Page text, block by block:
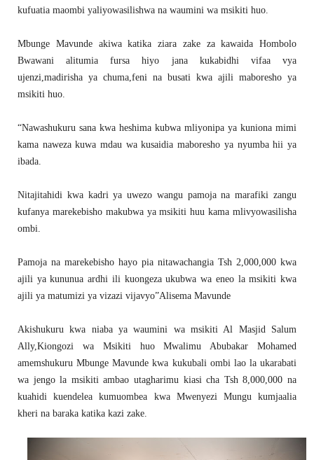
kufuatia maombi yaliyowasilishwa na waumini wa msikiti huo.
Mbunge Mavunde akiwa katika ziara zake za kawaida Hombolo
Bwawani alitumia fursa hiyo jana kukabidhi vifaa vya
ujenzi,madirisha ya chuma,feni na busati kwa ajili maboresho ya
msikiti huo.
“Nawashukuru sana kwa heshima kubwa mliyonipa ya kuniona mimi
kama naweza kuwa mdau wa kusaidia maboresho ya nyumba hii ya
ibada.
Nitajitahidi kwa kadri ya uwezo wangu pamoja na marafiki zangu
kufanya marekebisho makubwa ya msikiti huu kama mlivyowasilisha
ombi.
Pamoja na marekebisho hayo pia nitawachangia Tsh 2,000,000 kwa
ajili ya kununua ardhi ili kuongeza ukubwa wa eneo la msikiti kwa
ajili ya matumizi ya vizazi vijavyo”Alisema Mavunde
Akishukuru kwa niaba ya waumini wa msikiti Al Masjid Salum
Ally,Kiongozi wa Msikiti huo Mwalimu Abubakar Mohamed
amemshukuru Mbunge Mavunde kwa kukubali ombi lao la ukarabati
wa jengo la msikiti ambao utagharimu kiasi cha Tsh 8,000,000 na
kuahidi kuendelea kumuombea kwa Mwenyezi Mungu kumjaalia
kheri na baraka katika kazi zake.